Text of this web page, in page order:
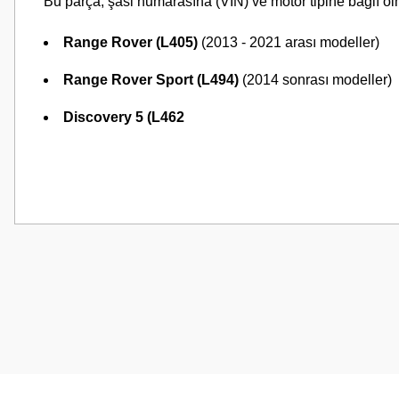
Range Rover (L405) (2013 - 2021 arası modeller)
Range Rover Sport (L494) (2014 sonrası modeller)
Discovery 5 (L462
Görüş ve önerileriniz için teşekkür ederiz.